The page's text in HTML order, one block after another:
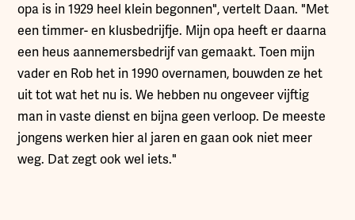
opa is in 1929 heel klein begonnen", vertelt Daan. "Met
een timmer- en klusbedrijfje. Mijn opa heeft er daarna
een heus aannemersbedrijf van gemaakt. Toen mijn
vader en Rob het in 1990 overnamen, bouwden ze het
uit tot wat het nu is. We hebben nu ongeveer vijftig
man in vaste dienst en bijna geen verloop. De meeste
jongens werken hier al jaren en gaan ook niet meer
weg. Dat zegt ook wel iets."